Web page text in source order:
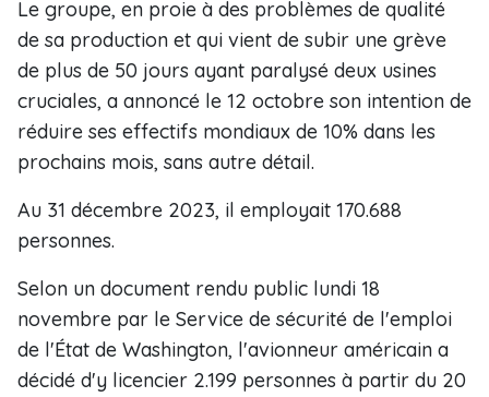
Le groupe, en proie à des problèmes de qualité
de sa production et qui vient de subir une grève
de plus de 50 jours ayant paralysé deux usines
cruciales, a annoncé le 12 octobre son intention de
réduire ses effectifs mondiaux de 10% dans les
prochains mois, sans autre détail.
Au 31 décembre 2023, il employait 170.688
personnes.
Selon un document rendu public lundi 18
novembre par le Service de sécurité de l'emploi
de l'État de Washington, l'avionneur américain a
décidé d'y licencier 2.199 personnes à partir du 20